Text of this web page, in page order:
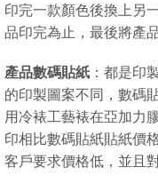
印完一款顏色後換上另
品印完為止，最後將產
產品數碼貼紙 ：都是印
的印製圖案不同，數碼
用冷裱工藝裱在亞加力
印相比數碼貼紙貼紙價
客戶要求價格低，並且